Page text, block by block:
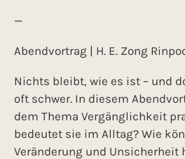
—
Abendvortrag | H. E. Zong
Nichts bleibt, wie es ist – und
oft schwer. In diesem
dem Thema Vergänglichkeit
bedeutet sie im Alltag? Wie
Veränderung und Unsicherheit